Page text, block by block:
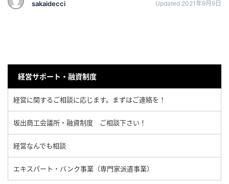
sakaidecci Updated 2021年9月9日
経営サポート・融資制度
経営に関するご相談に応じます。まずはご連絡を！
坂出商工会議所・融資制度 ご相談下さい！
経営なんでも相談
エキスパート・バンク事業（専門家派遣事業）